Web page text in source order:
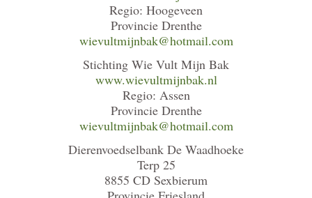
Regio: Hoogeveen
Provincie Drenthe
wievultmijnbak@hotmail.com
Stichting Wie Vult Mijn Bak
www.wievultmijnbak.nl
Regio: Assen
Provincie Drenthe
wievultmijnbak@hotmail.com
Dierenvoedselbank De Waadhoeke
Terp 25
8855 CD Sexbierum